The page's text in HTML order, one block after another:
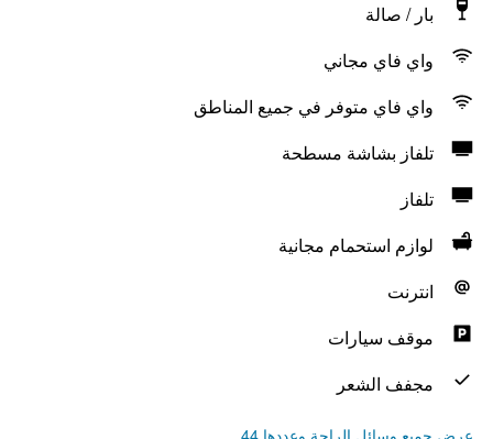
بار / صالة
واي فاي مجاني
واي فاي متوفر في جميع المناطق
تلفاز بشاشة مسطحة
تلفاز
لوازم استحمام مجانية
انترنت
موقف سيارات
مجفف الشعر
عرض جميع وسائل الراحة وعددها 44